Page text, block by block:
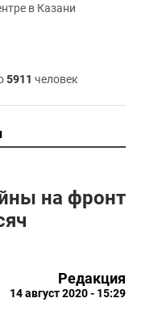
в Казани
5911 человек
на фронт
Редакция
14 август 2020 - 15:29